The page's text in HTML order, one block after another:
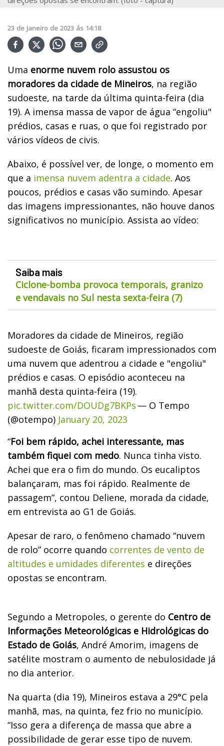
23 de Janeiro de 2023 ás 14:18
Uma enorme nuvem rolo assustou os
moradores da cidade de Mineiros, na região
sudoeste, na tarde da última quinta-feira (dia
19). A imensa massa de vapor de água “engoliu"
prédios, casas e ruas, o que foi registrado por
vários vídeos de civis.
Abaixo, é possível ver, de longe, o momento em
que a imensa nuvem adentra a cidade. Aos
poucos, prédios e casas vão sumindo. Apesar
das imagens impressionantes, não houve danos
significativos no município. Assista ao vídeo:
Saiba mais
Ciclone-bomba provoca temporais, granizo
e vendavais no Sul nesta sexta-feira (7)
Moradores da cidade de Mineiros, região
sudoeste de Goiás, ficaram impressionados com
uma nuvem que adentrou a cidade e "engoliu"
prédios e casas. O episódio aconteceu na
manhã desta quinta-feira (19).
pic.twitter.com/DOUDg7BKPs — O Tempo
(@otempo) January 20, 2023
“Foi bem rápido, achei interessante, mas
também fiquei com medo. Nunca tinha visto.
Achei que era o fim do mundo. Os eucaliptos
balançaram, mas foi rápido. Realmente de
passagem”, contou Deliene, morada da cidade,
em entrevista ao G1 de Goiás.
Apesar de raro, o fenômeno chamado “nuvem
de rolo” ocorre quando correntes de vento de
altitudes e umidades diferentes e direções
opostas se encontram.
Segundo a Metropoles, o gerente do Centro de
Informações Meteorológicas e Hidrológicas do
Estado de Goiás, André Amorim, imagens de
satélite mostram o aumento de nebulosidade já
no dia anterior.
Na quarta (dia 19), Mineiros estava a 29°C pela
manhã, mas, na quinta, fez frio no município.
“Isso gera a diferença de massa que abre a
possibilidade de gerar esse tipo de nuvem.